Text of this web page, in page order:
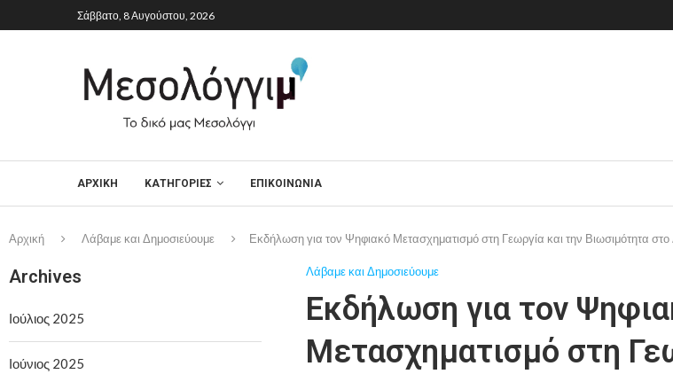
Σάββατο, 8 Αυγούστου, 2026
ΑΡΧΙΚΉ ΚΑΤΗΓΟΡΙΕΣ ΕΠΙΚΟΙΝΩΝΙΑ
Αρχική Λάβαμε και Δημοσιεύουμε Εκδήλωση για τον Ψηφιακό Μετασχηματισμό στη Γεωργία και την Βιωσιμότητα
Λάβαμε και Δημοσιεύουμε
Εκδήλωση για τον
Μετασχηματισμό στη
Archives
Ιούλιος 2025
Ιούνιος 2025